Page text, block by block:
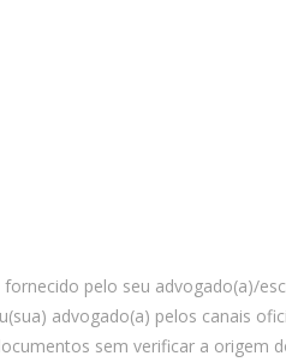
pelo seu advogado(a)/
advogado(a) pelos canais
sem verificar a origem